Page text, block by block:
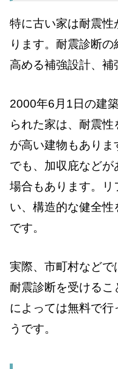
特に古い家は耐震
ります。耐震診断
高める補強設計、補
2000年6月1日の建
られた家は、耐震
が高い建物もあり
でも、加収庇など
場合もあります。
い、構造的な健全性
です。
実際、市町村などで
耐震診断を受ける
によっては無料で行
うです。